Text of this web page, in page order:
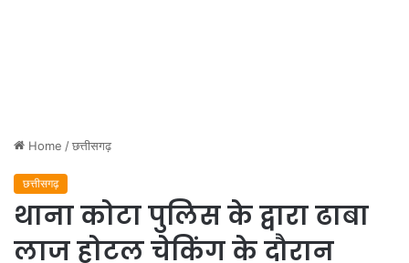
Home /छत्तीसगढ़
छत्तीसगढ़
थाना कोटा पुलिस के द्वारा ढाबा
लाज होटल चेकिंग के दौरान